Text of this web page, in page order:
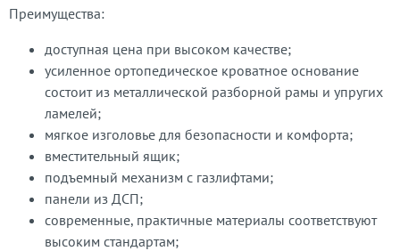
Преимущества:
доступная цена при высоком качестве;
усиленное ортопедическое кроватное основание
состоит из металлической разборной рамы и упругих
ламелей;
мягкое изголовье для безопасности и комфорта;
вместительный ящик;
подъемный механизм с газлифтами;
панели из ДСП;
современные, практичные материалы соответствуют
высоким стандартам;